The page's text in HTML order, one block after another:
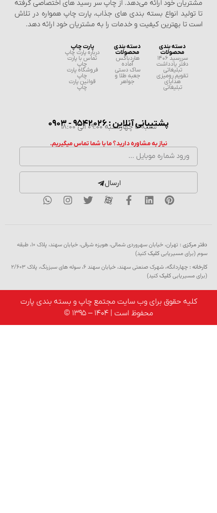
مشتریان خود ارائه می‌دهد. از چاپ سر رسید های اختصاصی گرفته
تا تولید انواع بسته‌ بندی‌ های جذاب، پارت چاپ همواره در تلاش
است تا بهترین کیفیت و خدمات را به مشتریان خود ارائه دهد.
دسته بندی
محصولات
سررسید 1406
دفتر یادداشت
تبلیغاتی
تقویم رومیزی
هدایای
تبلیغاتی
دسته بندی
محصولات
هاردباکس
آماده
ساک دستی
جعبه طلا و
جواهر
پارت چاپ
درباره پارت چاپ
تماس با پارت
چاپ
فروشگاه پارت
چاپ
قوانین پارت
چاپ
پشتیبانی آنلاین : 9542026 - 0903
شنبه تا چهارشنبه 09:00 الی 18:00
نیاز به مشاوره دارید؟ ما با شما تماس میگیریم.
ارسال
دفتر مرکزی :
تهران، خیابان سهروردی شمالی، هویزه شرقی، خیابان سهند، پلاک ۱۰، طبقه
سوم (برای مسیریابیکلیککنید)
کارخانه :
چهاردانگه، شهرک صنعتی سهند، خیابان سهند 6، سوله های سبزرنگ، پلاک 2/603
(برای مسیریابیکلیککنید)
کلیه حقوق برای وب سایت مجتمع چاپ و بسته بندی پارت
محفوظ است | 1404 – 1395 ©